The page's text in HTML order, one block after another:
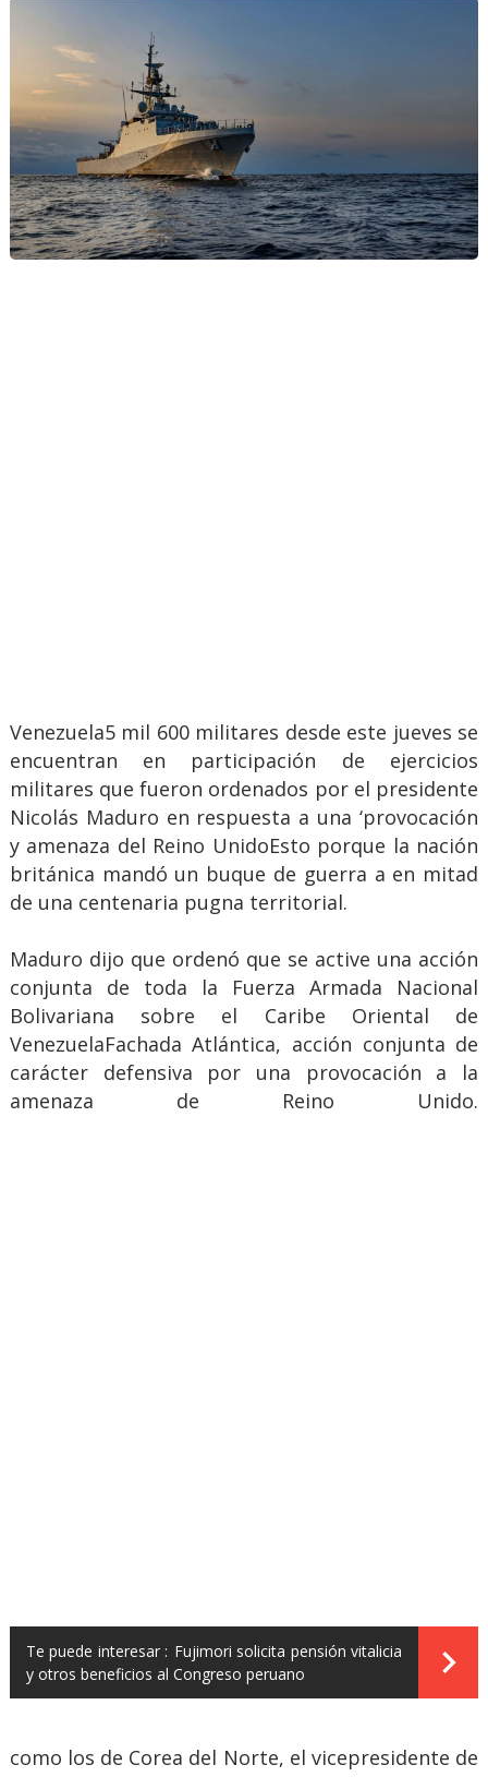
Venezuela5 mil 600 militares desde este jueves se
encuentran en participación de ejercicios
militares que fueron ordenados por el presidente
Nicolás Maduro en respuesta a una ‘provocación
y amenaza del Reino UnidoEsto porque la nación
británica mandó un buque de guerra a en mitad
de una centenaria pugna territorial.
Maduro dijo que ordenó que se active una acción
conjunta de toda la Fuerza Armada Nacional
Bolivariana sobre el Caribe Oriental de
VenezuelaFachada Atlántica, acción conjunta de
carácter defensiva por una provocación a la
amenaza de Reino Unido.
Te puede interesar : Fujimori solicita pensión vitalicia
y otros beneficios al Congreso peruano
como los de Corea del Norte, el vicepresidente de